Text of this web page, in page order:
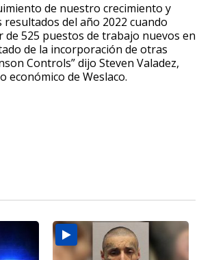
de nuestro crecimiento y
del año 2022 cuando
525 puestos de trabajo nuevos en
de la incorporación de otras
Controls” dijo Steven Valadez,
económico de Weslaco.